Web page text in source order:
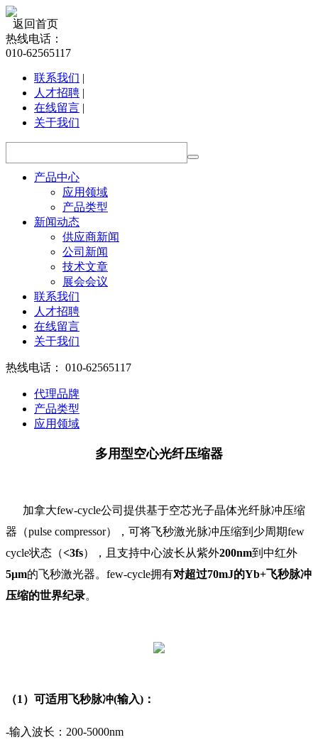
返回首页
热线电话：
010-62565117
联系我们 |
人才招聘 |
在线留言 |
关于我们
产品中心
应用领域
产品类型
新闻动态
供应商新闻
公司新闻
技术文章
展会会议
联系我们
人才招聘
在线留言
关于我们
热线电话： 010-62565117
代理品牌
产品类型
应用领域
多用型空心光纤压缩器
加拿大few-cycle公司提供基于空芯光子晶体光纤脉冲压缩
器（pulse compressor），可将飞秒激光脉冲压缩到少周期few
cycle状态（<3fs），且支持中心波长从紫外200nm到中红外
5μm的飞秒激光器。few-cycle拥有对超过70mJ的Yb+飞秒脉冲
压缩的世界纪录。
（1）可适用飞秒脉冲(输入)：
-输入波长：200-5000nm